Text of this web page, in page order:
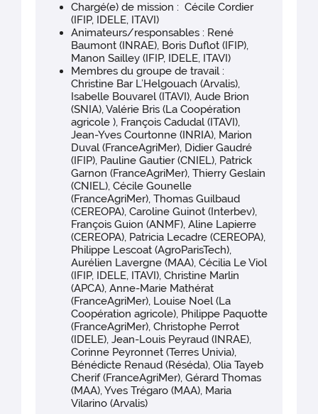
Chargé(e) de mission : Cécile Cordier
(IFIP, IDELE, ITAVI)
Animateurs/responsables : René
Baumont (INRAE), Boris Duflot (IFIP),
Manon Sailley (IFIP, IDELE, ITAVI)
Membres du groupe de travail :
Christine Bar L’Helgouach (Arvalis),
Isabelle Bouvarel (ITAVI), Aude Brion
(SNIA), Valérie Bris (La Coopération
agricole ), François Cadudal (ITAVI),
Jean-Yves Courtonne (INRIA), Marion
Duval (FranceAgriMer), Didier Gaudré
(IFIP), Pauline Gautier (CNIEL), Patrick
Garnon (FranceAgriMer), Thierry Geslain
(CNIEL), Cécile Gounelle
(FranceAgriMer), Thomas Guilbaud
(CEREOPA), Caroline Guinot (Interbev),
François Guion (ANMF), Aline Lapierre
(CEREOPA), Patricia Lecadre (CEREOPA),
Philippe Lescoat (AgroParisTech),
Aurélien Lavergne (MAA), Cécilia Le Viol
(IFIP, IDELE, ITAVI), Christine Marlin
(APCA), Anne-Marie Mathérat
(FranceAgriMer), Louise Noel (La
Coopération agricole), Philippe Paquotte
(FranceAgriMer), Christophe Perrot
(IDELE), Jean-Louis Peyraud (INRAE),
Corinne Peyronnet (Terres Univia),
Bénédicte Renaud (Réséda), Olia Tayeb
Cherif (FranceAgriMer), Gérard Thomas
(MAA), Yves Trégaro (MAA), Maria
Vilarino (Arvalis)